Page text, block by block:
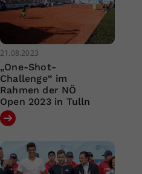
21.08.2023
„One-Shot-
Challenge“ im
Rahmen der NÖ
Open 2023 in Tulln